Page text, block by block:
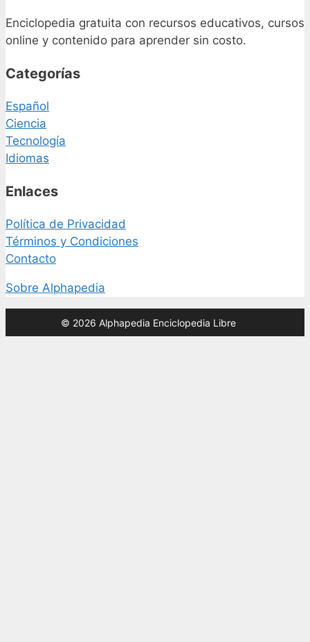
Enciclopedia gratuita con recursos educativos, cursos
online y contenido para aprender sin costo.
Categorías
Español
Ciencia
Tecnología
Idiomas
Enlaces
Política de Privacidad
Términos y Condiciones
Contacto
Sobre Alphapedia